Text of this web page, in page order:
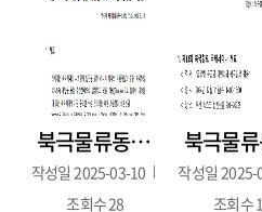
북극물류동향 109호(1월~2월호/ 2025.3.10.)
작성일 2025-03-10
조회수28
작성일 2025-
조회수